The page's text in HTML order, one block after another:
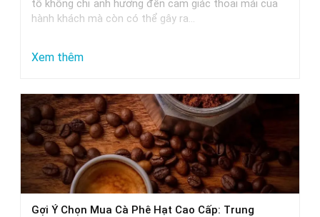
tối
ưu
tô không chỉ ảnh hưởng đến cảm giác thoải mái của
hành khách mà còn có thể gây ra…
Xem thêm:
mùi
ô
tô
tốt
nhất:
Lời
Gợi Ý Chọn Mua Cà Phê Hạt Cao Cấp: Trung